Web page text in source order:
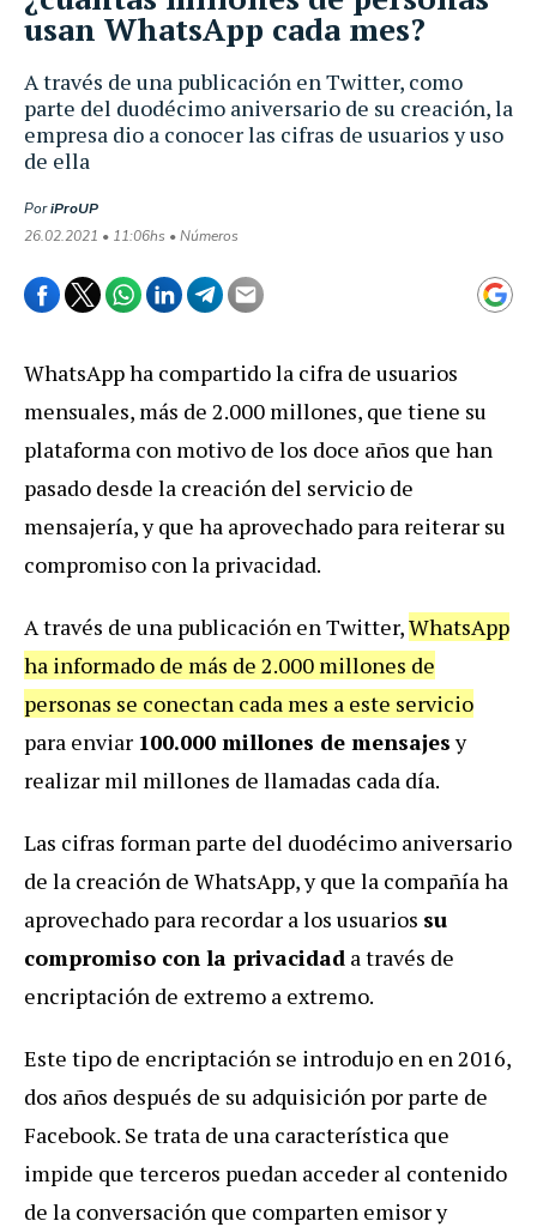
A través de una publicación en Twitter, como
parte del duodécimo aniversario de su creación, la
empresa dio a conocer las cifras de usuarios y uso
de ella
PoriProUP
26.02.2021 • 11:06hs • Números
usan WhatsApp cada mes?
WhatsApp ha compartido la cifra de usuarios
mensuales, más de 2.000 millones, que tiene su
plataforma con motivo de los doce años que han
pasado desde la creación del servicio de
mensajería, y que ha aprovechado para reiterar su
compromiso con la privacidad.
A través de una publicación en Twitter,WhatsApp
ha informado de más de 2.000 millones de
personas se conectan cada mes a este servicio
para enviar 100.000 millones de mensajesy
realizar mil millones de llamadas cada día.
Las cifras forman parte del duodécimo aniversario
de la creación de WhatsApp, y que la compañía ha
aprovechado para recordar a los usuarios su
compromiso con la privacidad a través de
encriptación de extremo a extremo.
Este tipo de encriptación se introdujo en en 2016,
dos años después de su adquisición por parte de
Facebook. Se trata de una característica que
impide que terceros puedan acceder al contenido
de la conversación que comparten emisor y